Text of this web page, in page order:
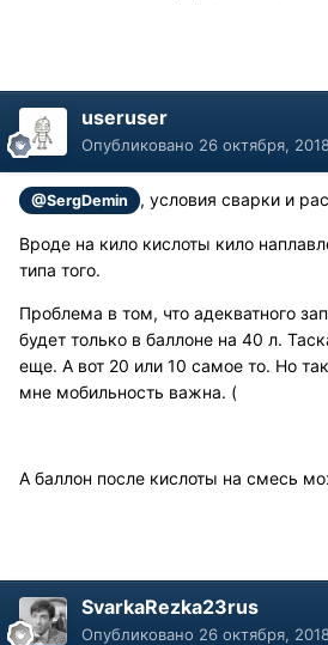
useruser
Опубликовано 26 октября,
@SergDemin , условия сварки и
Вроде на кило кислоты кило
типа того.
Проблема в том, что адекватного
будет только в баллоне на 40 л.
еще. А вот 20 или 10 самое то. Но
мне мобильность важна. (
А баллон после кислоты на смесь
SvarkaRezka23rus
Опубликовано 26 октября,